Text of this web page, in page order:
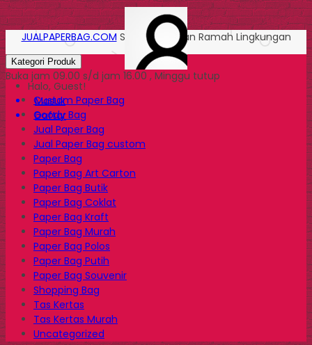
Halo, Guest!
Masuk
Daftar
JUALPAPERBAG.COM Solusi Kemasan Ramah Lingkungan
Kategori Produk
Buka jam 09.00 s/d jam 16.00 , Minggu tutup
Custom Paper Bag
Goody Bag
Jual Paper Bag
Jual Paper Bag custom
Paper Bag
Paper Bag Art Carton
Paper Bag Butik
Paper Bag Coklat
Paper Bag Kraft
Paper Bag Murah
Paper Bag Polos
Paper Bag Putih
Paper Bag Souvenir
Shopping Bag
Tas Kertas
Tas Kertas Murah
Uncategorized